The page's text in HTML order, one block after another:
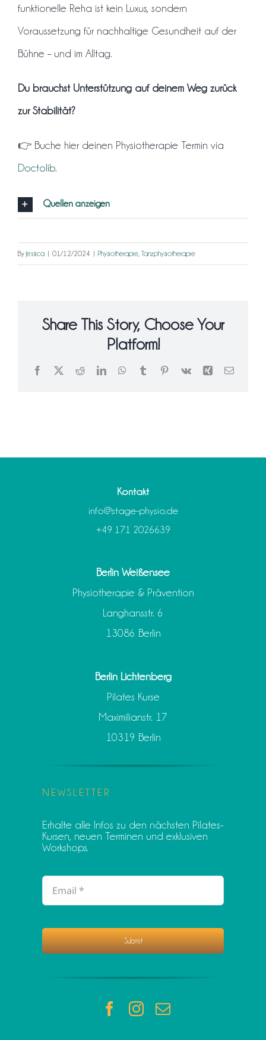
funktionelle Reha ist kein Luxus, sondern
Voraussetzung für nachhaltige Gesundheit auf der
Bühne – und im Alltag.
Du brauchst Unterstützung auf deinem Weg zurück
zur Stabilität?
👉 Buche hier deinen Physiotherapie Termin via
Doctolib.
Quellen anzeigen
By Jessica | 01/12/2024 | Physiotherapie Tanzphysiotherapie
Share This Story, Choose Your
Platform!
Facebook
X RedditLinkedInWhatsApp
TumblrPinterest
Vk Xing Email
Kontakt
info@stage-physio.de
+49 171 2026639
Berlin Weißensee
Physiotherapie & Prävention
Langhansstr. 6
13086 Berlin
Berlin Lichtenberg
Pilates Kurse
Maximilianstr. 17
10319 Berlin
NEWSLETTER
Erhalte alle Infos zu den nächsten Pilates-
Kursen, neuen Terminen und exklusiven
Workshops.
Submit